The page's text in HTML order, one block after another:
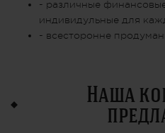
- различные
индивидульные для
- всесторонне
Наша